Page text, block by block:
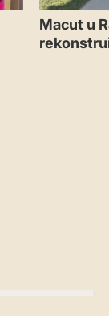
Macut u